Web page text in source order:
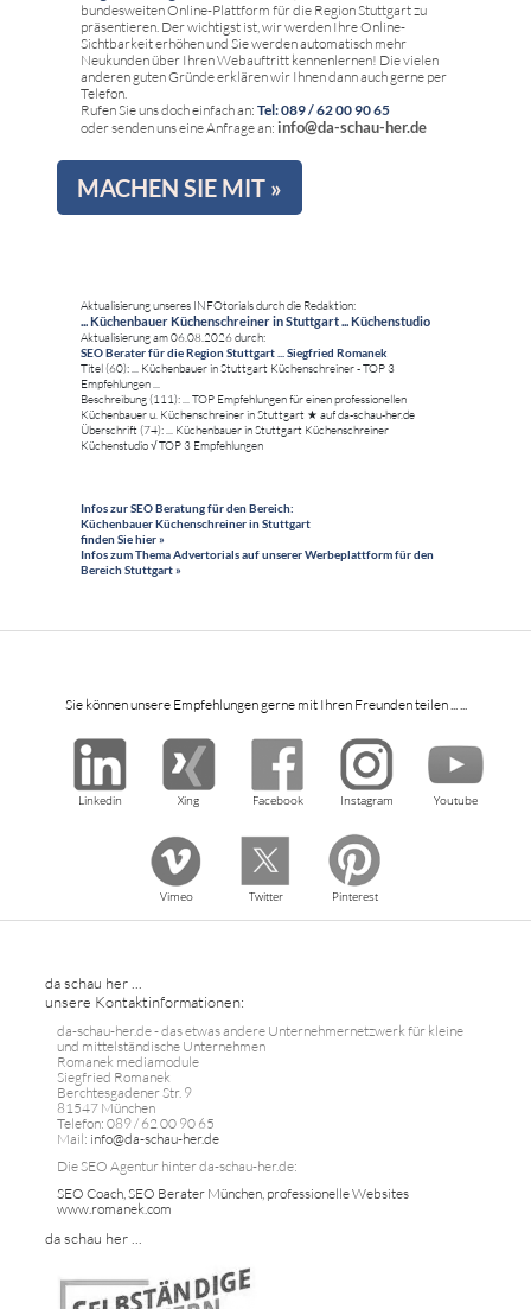
bundesweiten Online-Plattform für die Region Stuttgart zu
präsentieren. Der wichtigst ist, wir werden Ihre Online-
Sichtbarkeit erhöhen und Sie werden automatisch mehr
Neukunden über Ihren Webauftritt kennenlernen! Die vielen
anderen guten Gründe erklären wir Ihnen dann auch gerne per
Telefon.
Rufen Sie uns doch einfach an: Tel: 089 / 62 00 90 65
oder senden uns eine Anfrage an: info@da-schau-her.de
MACHEN SIE MIT »
Aktualisierung unseres INFOtorials durch die Redaktion:
... Küchenbauer Küchenschreiner in Stuttgart ... Küchenstudio
Aktualisierung am 06.08.2026 durch:
SEO Berater für die Region Stuttgart ... Siegfried Romanek
Titel (60): ... Küchenbauer in Stuttgart Küchenschreiner - TOP 3
Empfehlungen ...
Beschreibung (111): ... TOP Empfehlungen für einen professionellen
Küchenbauer u. Küchenschreiner in Stuttgart ★ auf da-schau-her.de
Überschrift (74): ... Küchenbauer in Stuttgart Küchenschreiner
Küchenstudio √ TOP 3 Empfehlungen
Infos zur SEO Beratung für den Bereich:
Küchenbauer Küchenschreiner in Stuttgart
finden Sie hier »
Infos zum Thema Advertorials auf unserer Werbeplattform für den
Bereich Stuttgart »
Sie können unsere Empfehlungen gerne mit Ihren Freunden teilen ... ...
Linkedin Xing Facebook Instagram Youtube
Vimeo Twitter Pinterest
da schau her ...
unsere Kontaktinformationen:
da-schau-her.de - das etwas andere Unternehmernetzwerk für kleine
und mittelständische Unternehmen
Romanek mediamodule
Siegfried Romanek
Berchtesgadener Str. 9
81547 München
Telefon: 089 / 62 00 90 65
Mail: info@da-schau-her.de
Die SEO Agentur hinter da-schau-her.de:
SEO Coach, SEO Berater München, professionelle Websites
www.romanek.com
da schau her ...